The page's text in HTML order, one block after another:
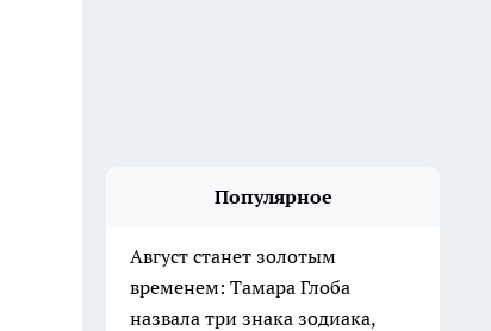
Популярное
Август станет золотым
временем: Тамара Глоба
назвала три знака зодиака,